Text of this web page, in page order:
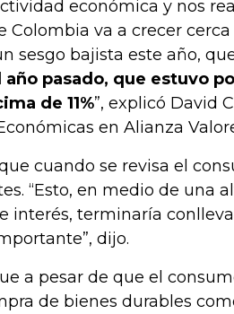
económica y nos
Colombia va a crecer cerca
sesgo bajista este año,
pasado, que estuvo
de 11%”, explicó David
en Alianza
cuando se revisa el
“Esto, en medio de una
interés, terminaría
dijo.
a pesar de que el
de bienes durables